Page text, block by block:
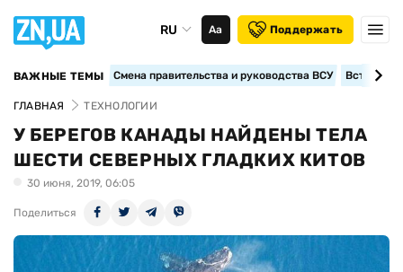
RU Аа Поддержать
ВАЖНЫЕ ТЕМЫ Смена правительства и руководства ВСУ
ГЛАВНАЯ ТЕХНОЛОГИИ
У БЕРЕГОВ КАНАДЫ НАЙДЕНЫ ТЕЛА
ШЕСТИ СЕВЕРНЫХ ГЛАДКИХ КИТОВ
30 июня, 2019, 06:05
Поделиться